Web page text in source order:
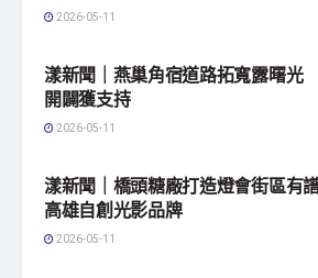
2026-05-11
漾新聞｜燕巢角宿道路拓寬露曙光
開闢獲支持
2026-05-11
漾新聞｜橋頭糖廠打造燈會街區有
高雄自創光影品牌
2026-05-11